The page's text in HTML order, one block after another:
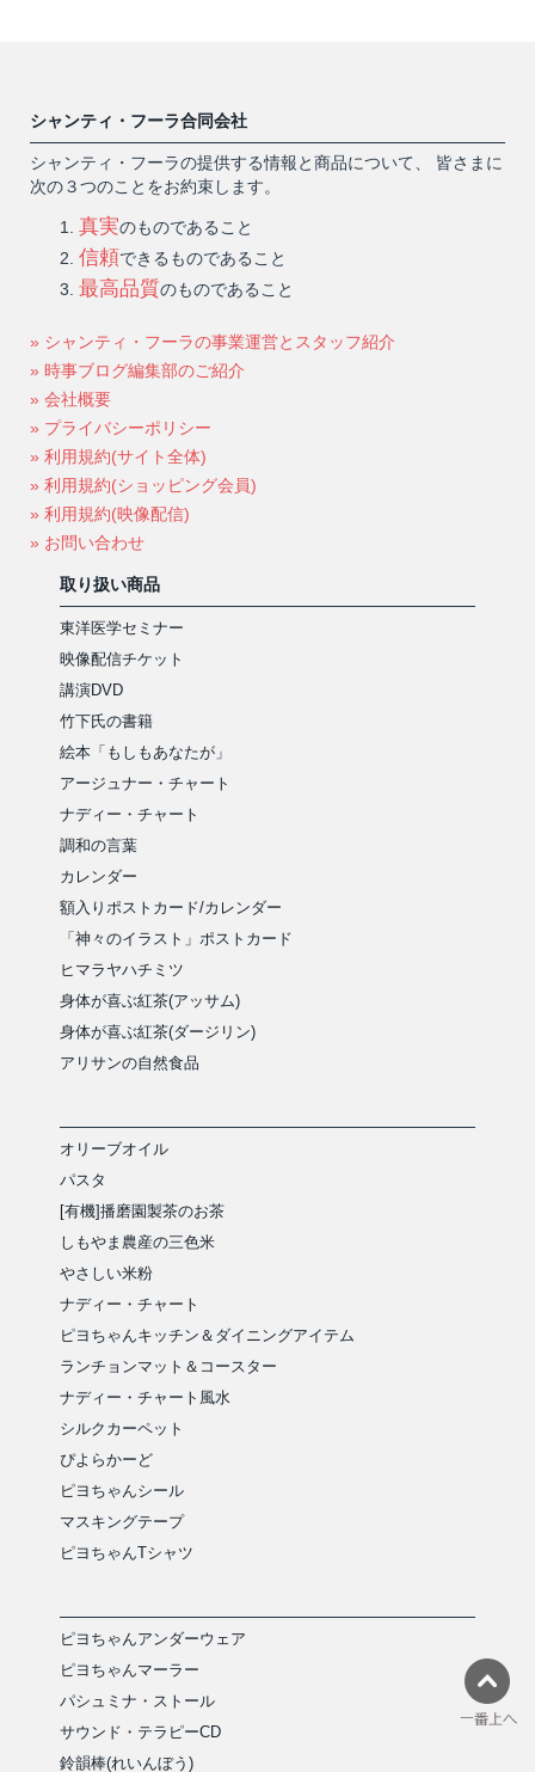
シャンティ・フーラ合同会社
シャンティ・フーラの提供する情報と商品について、 皆さまに
次の３つのことをお約束します。
真実のものであること
信頼できるものであること
最高品質のものであること
» シャンティ・フーラの事業運営とスタッフ紹介
» 時事ブログ編集部のご紹介
» 会社概要
» プライバシーポリシー
» 利用規約(サイト全体)
» 利用規約(ショッピング会員)
» 利用規約(映像配信)
» お問い合わせ
取り扱い商品
東洋医学セミナー
映像配信チケット
講演DVD
竹下氏の書籍
絵本「もしもあなたが」
アージュナー・チャート
ナディー・チャート
調和の言葉
カレンダー
額入りポストカード/カレンダー
「神々のイラスト」ポストカード
ヒマラヤハチミツ
身体が喜ぶ紅茶(アッサム)
身体が喜ぶ紅茶(ダージリン)
アリサンの自然食品
オリーブオイル
パスタ
[有機]播磨園製茶のお茶
しもやま農産の三色米
やさしい米粉
ナディー・チャート
ピヨちゃんキッチン＆ダイニングアイテム
ランチョンマット＆コースター
ナディー・チャート風水
シルクカーペット
ぴよらかーど
ピヨちゃんシール
マスキングテープ
ピヨちゃんTシャツ
ピヨちゃんアンダーウェア
ピヨちゃんマーラー
パシュミナ・ストール
サウンド・テラピーCD
鈴韻棒(れいんぼう)